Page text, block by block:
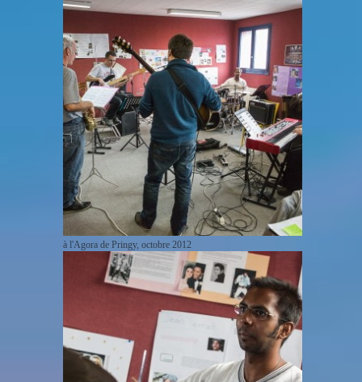
à l'Agora de Pringy, octobre 2012